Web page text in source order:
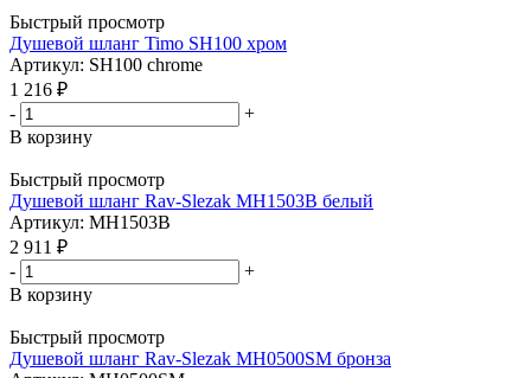
Быстрый просмотр
Душевой шланг Timo SH100 хром
Артикул: SH100 chrome
1 216 ₽
-
+
В корзину
Быстрый просмотр
Душевой шланг Rav-Slezak MH1503B белый
Артикул: MH1503B
2 911 ₽
-
+
В корзину
Быстрый просмотр
Душевой шланг Rav-Slezak MH0500SM бронза